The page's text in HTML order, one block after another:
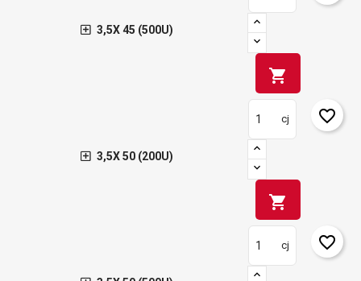
3,5X 45 (500U)
shopping_cart
3,5X 50 (200U)
cj
shopping_cart
favorite_border
cj favorite_border